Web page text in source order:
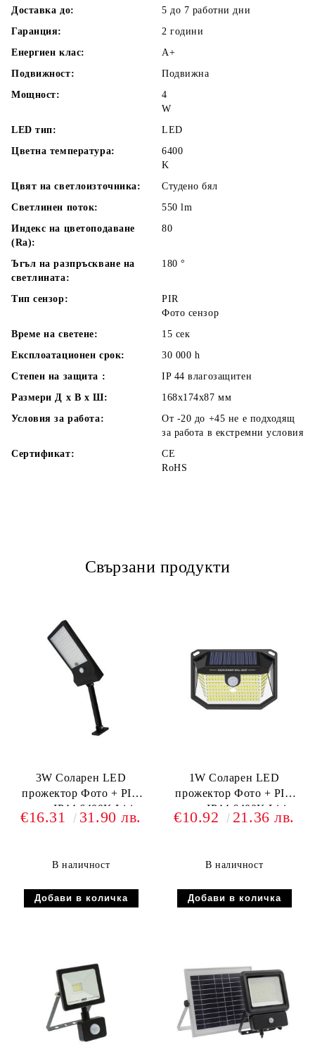
Доставка до: 5 до 7 работнидни
Гаранция:
2 години
Енергиен клас:
A+
Подвижност:
Подвижна
Мощност:
4
W
LED тип:
LED
Цветна температура:
6400
K
Цвят на светлоизточника:
Студено бял
Светлинен поток:
550lm
Индекс на цветоподаване
(Ra):
80
Ъгъл на разпръскване на
светлината:
180°
Тип сензор:
PIR
Фото сензор
Време на светене:
15 сек
Експлоатационен срок:
30 000 h
Степен на защита :
IP 44 влагозащитен
Размери Д х В х Ш:
168x174x87мм
Условия за работа:
От -20 до +45 не е подходящ
за работа в екстремни условия
Сертификат:
CE
RoHS
Свързани продукти
3W Соларен LED
прожектор Фото + PIR
сензор IP44 6400K Li-ion
батерия 18650 3.7V
€16.31 31.90 лв.
В наличност
1W Соларен LED
прожектор Фото + PIR
сензор IP44 6400K Li-ion
батерия 18650 3,7V
€10.92 21.36 лв.
В наличност